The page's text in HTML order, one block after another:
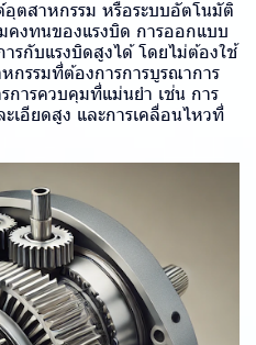
ตสาหกรรม หรือระบบอัตโนมัติ
คงทนของแรงบิด การออกแบบ
รกับแรงบิดสูงได้ โดยไม่ต้องใช้
รรมที่ต้องการการบูรณาการ
ารควบคุมที่แม่นยำ เช่น การ
เอียดสูง และการเคลื่อนไหวที่